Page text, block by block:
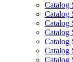
Catalog
Catalog
Catalog
Catalog
Catalog
Catalog
Catalog